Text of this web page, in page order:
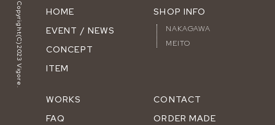
Copyright(C)2023 Vigore.
HOME
EVENT / NEWS
CONCEPT
ITEM
SHOP INFO
NAKAGAWA
MEITO
WORKS
FAQ
CONTACT
ORDER MADE